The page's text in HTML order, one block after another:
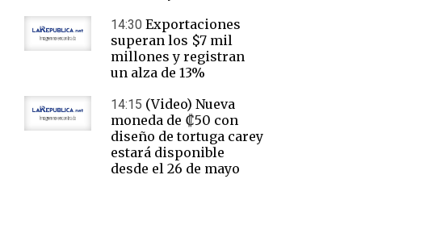
14:30 Exportaciones
superan los $7 mil
millones y registran
un alza de 13%
14:15 (Video) Nueva
moneda de ₡50 con
diseño de tortuga carey
estará disponible
desde el 26 de mayo